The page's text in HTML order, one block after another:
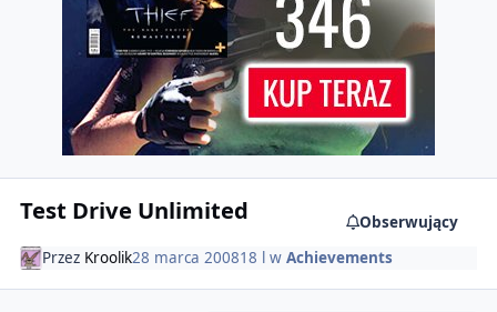
Test Drive Unlimited
Obserwujący
Przez Kroolik28 marca 200818 l w Achievements